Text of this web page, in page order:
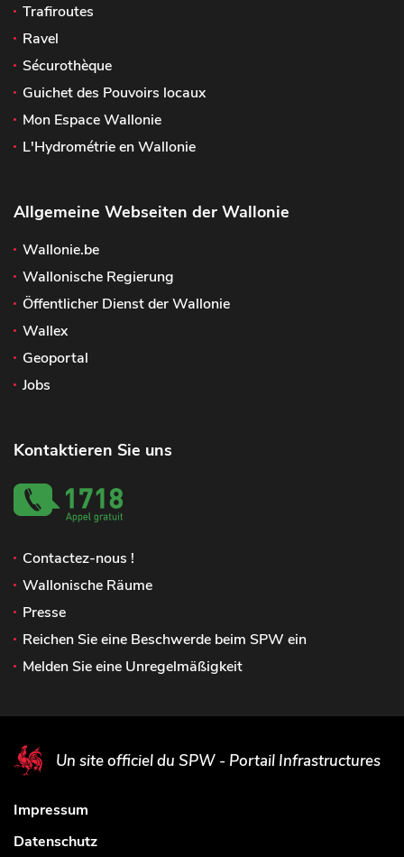
Trafiroutes
Ravel
Sécurothèque
Guichet des Pouvoirs locaux
Mon Espace Wallonie
L'Hydrométrie en Wallonie
Allgemeine Webseiten der Wallonie
Wallonie.be
Wallonische Regierung
Öffentlicher Dienst der Wallonie
Wallex
Geoportal
Jobs
Kontaktieren Sie uns
Contactez-nous !
Wallonische Räume
Presse
Reichen Sie eine Beschwerde beim SPW ein
Melden Sie eine Unregelmäßigkeit
Un site officiel du SPW - Portail Infrastructures
Impressum
Datenschutz